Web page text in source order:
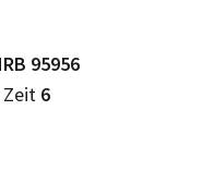
95956
Zeit 6